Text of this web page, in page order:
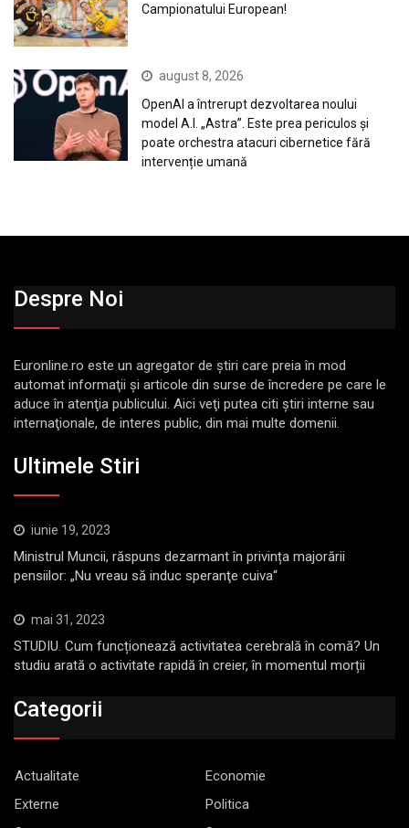
Campionatului European!
august 8, 2026
OpenAI a întrerupt dezvoltarea noului
model A.I. „Astra”. Este prea periculos și
poate orchestra atacuri cibernetice fără
intervenție umană
Despre Noi
Euronline.ro este un agregator de ştiri care preia în mod
automat informaţii şi articole din surse de încredere pe care le
aduce în atenţia publicului. Aici veţi putea citi ştiri interne sau
internaţionale, de interes public, din mai multe domenii.
Ultimele Stiri
iunie 19, 2023
Ministrul Muncii, răspuns dezarmant în privința majorării
pensiilor: „Nu vreau să induc speranţe cuiva“
mai 31, 2023
STUDIU. Cum funcționează activitatea cerebrală în comă? Un
studiu arată o activitate rapidă în creier, în momentul morții
Categorii
Actualitate
Economie
Externe
Politica